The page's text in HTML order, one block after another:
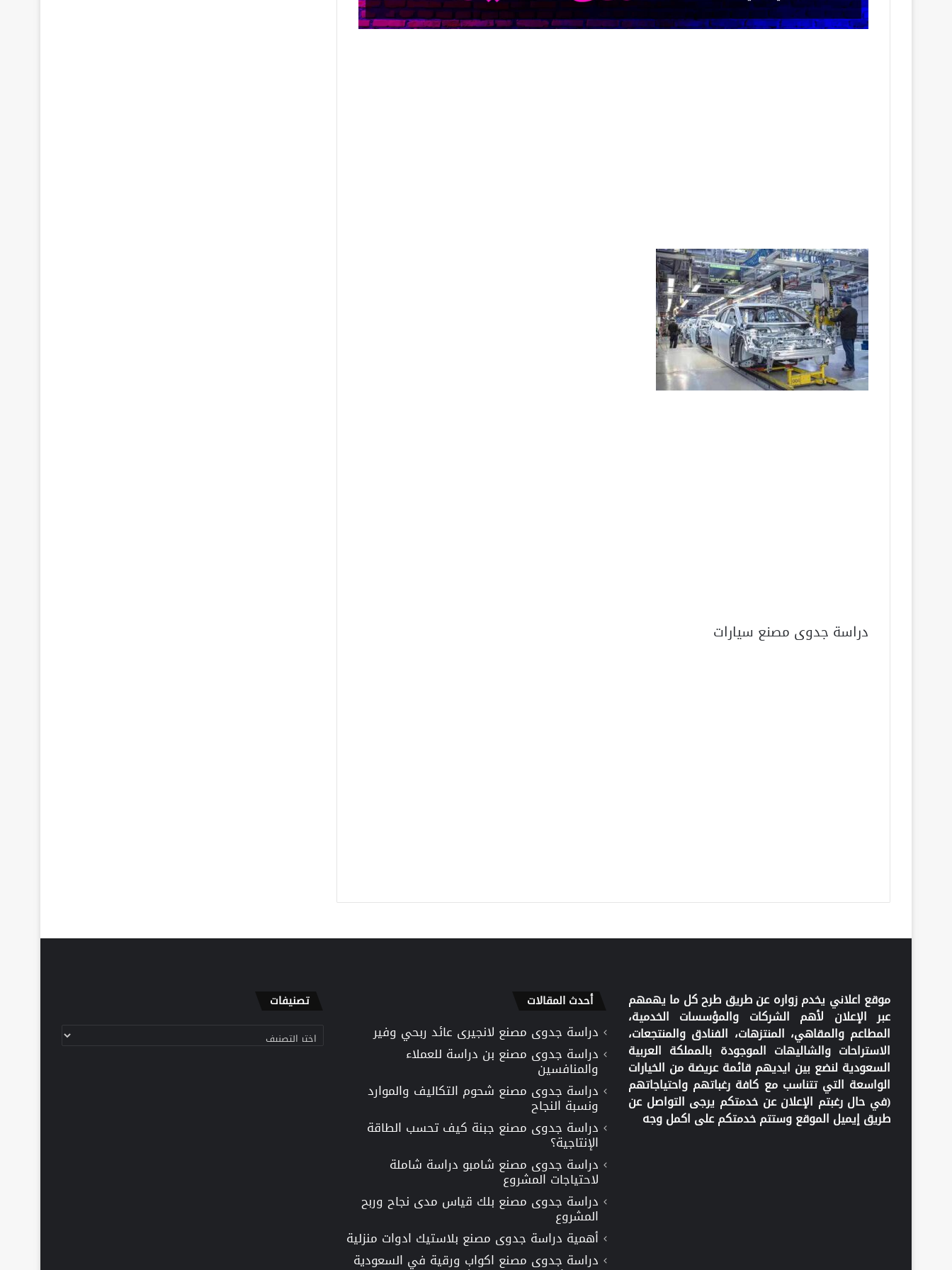
دراسة جدوى مصنع سيارات
موقع اعلاني يخدم زواره عن طريق طرح كل ما يهمهم
عبر الإعلان لأهم الشركات والمؤسسات الخدمية،
المطاعم والمقاهي، المنتزهات، الفنادق والمنتجعات،
الاستراحات والشاليهات الموجودة بالمملكة العربية
السعودية لنضع بين ايديهم قائمة عريضة من الخيارات
الواسعة التي تتناسب مع كافة رغباتهم واحتياجاتهم
(في حال رغبتم الإعلان عن خدمتكم يرجى التواصل عن
طريق إيميل الموقع وستتم خدمتكم على اكمل وجه
أحدث المقالات
دراسة جدوى مصنع لانجيرى عائد ربحي وفير
دراسة جدوى مصنع بن دراسة للعملاء
والمنافسين
دراسة جدوى مصنع شحوم التكاليف والموارد
ونسبة النجاح
دراسة جدوى مصنع جبنة كيف تحسب الطاقة
الإنتاجية؟
دراسة جدوى مصنع شامبو دراسة شاملة
لاحتياجات المشروع
دراسة جدوى مصنع بلك قياس مدى نجاح وربح
المشروع
أهمية دراسة جدوى مصنع بلاستيك ادوات منزلية
دراسة جدوى مصنع اكواب ورقية في السعودية
تصنيفات
تصنيفات